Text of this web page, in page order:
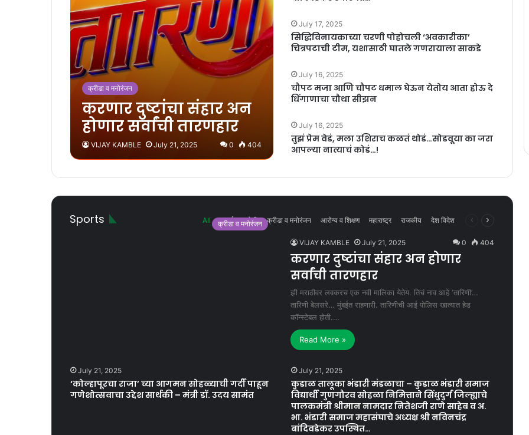
क्रीडा व मनोरंजन
करणार दुष्टांचा संहार अन
होणार सर्वांची तारणहार
VIJAY KAMBLE July 21, 2025 0 404
July 17, 2025
सिद्धिविनायकाच्या चरणी पोहोचली ‘अवकारीका’
चित्रपटाची टीम, यशासाठी घातले गणरायाला साकडे
July 16, 2025
चौपट मजा आणि चौपट धमाल घेऊन येतोय आता होऊ दे
धिंगाणाचा चौथा सीझन
July 16, 2025
तुझं प्रेम वेडं, मला उशिराच कळतं थोडं…सोडवूया का जरा
आपल्या नात्याचं कोडं…!
Sports All क्राईम शेती क्रीडा व मनोरंजन आरोग्य व शिक्षण महाराष्ट्र राजकीय देश विदेश
Previous
Next
क्रीडा व मनोरंजन
VIJAY KAMBLE July 21, 2025 0 404
करणार दुष्टांचा संहार अन होणार
सर्वांची तारणहार
झी मराठीवर लवकरच एक नवी मालिका येतेय. तिचं नाव आहे ‘तारिणी’…
तारिणी बेलसरे… मुंबईत राहणारी. तारिणीची आई पोलिस खात्यात हेड
कॉन्स्टेबल होती.…
Read More »
July 21, 2025
‘कोल्हापूरचा राजा’ च्या आगमन सोहळ्याची गर्दी पाहून
गणेशोत्सवाचा उद्देश सार्थकी – मंत्री डॉ. उदय सामंत
July 21, 2025
कुडाळ तालूका भंडारी मंडळाचा – कुडाळ भंडारी समाज
विद्यार्थी गुणगौरव सोहळा निमित्ताने सिंधुदुर्ग जिल्ह्याचे
पालकमंत्री श्रीमान नामदार नितेशजी राणे साहेब व अ.
भा. भंडारी समाज महासंघाचे अध्यक्ष श्री नविनचंद्र
बांदिवडेकर उपस्थित…